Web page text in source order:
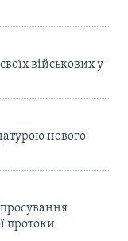
військових у
нового
протоки